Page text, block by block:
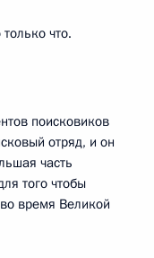
что.
поисковиков
отряд, и он
часть
того чтобы
время Великой